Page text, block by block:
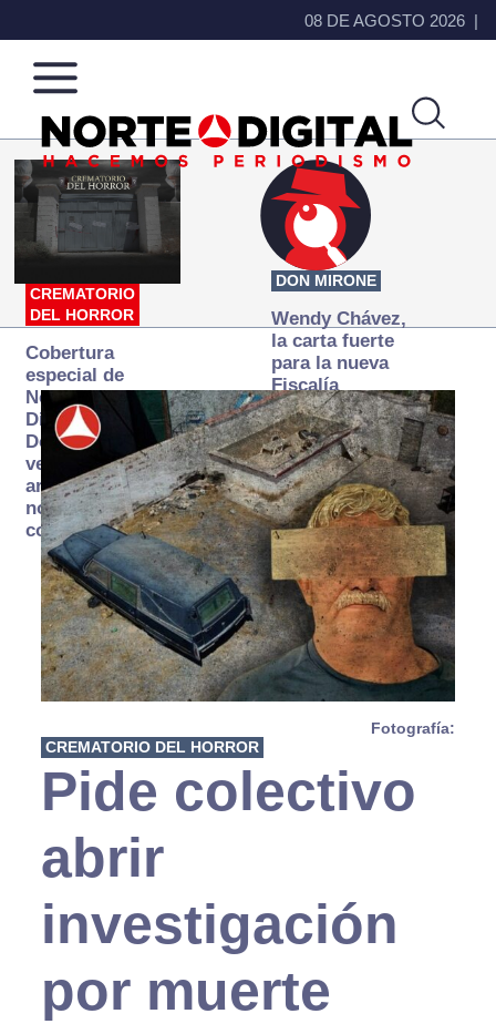
08 DE AGOSTO 2026
Norte
de
Ciudad
Más
que
noticias,
hacemos periodismo
CREMATORIO
DEL HORROR
Cobertura
especial de
Norte
Digital:
Donde la
verdad
arde… pero
no se
consume
DON MIRONE
Wendy Chávez,
la carta fuerte
para la nueva
Fiscalía
autónoma
Fotografía:
CREMATORIO DEL HORROR
Pide colectivo
abrir
investigación
por muerte